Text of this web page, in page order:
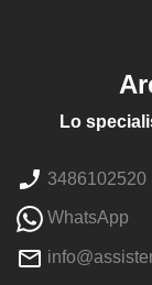
Lo
3486102520
WhatsApp